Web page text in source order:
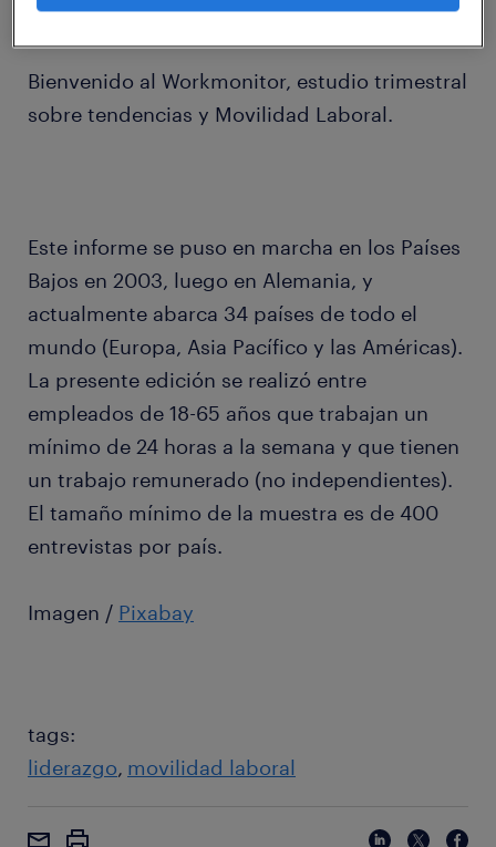
Bienvenido al Workmonitor, estudio trimestral
sobre tendencias y Movilidad Laboral.
Este informe se puso en marcha en los Países
Bajos en 2003, luego en Alemania, y
actualmente abarca 34 países de todo el
mundo (Europa, Asia Pacífico y las Américas).
La presente edición se realizó entre
empleados de 18-65 años que trabajan un
mínimo de 24 horas a la semana y que tienen
un trabajo remunerado (no independientes).
El tamaño mínimo de la muestra es de 400
entrevistas por país.
Imagen / Pixabay
tags:
liderazgo movilidad laboral